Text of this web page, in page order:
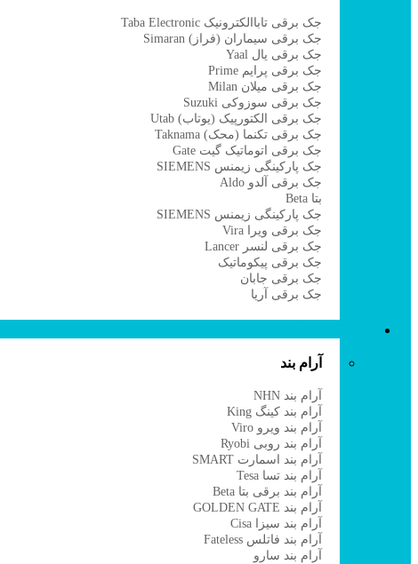
جک برقی تاباالکترونیک Taba Electronic
جک برقی سیماران (فراز) Simaran
جک برقی یال Yaal
جک برقی پرایم Prime
جک برقی میلان Milan
جک برقی سوزوکی Suzuki
جک برقی الکتورپیک (یوتاب) Utab
جک برقی تکنما (محک) Taknama
جک برقی اتوماتیک گیت Gate
جک پارکینگی زیمنس SIEMENS
جک برقی آلدو Aldo
بتا Beta
جک پارکینگی زیمنس SIEMENS
جک برقی ویرا Vira
جک برقی لنسر Lancer
جک برقی پیکوماتیک
جک برقی جابان
جک برقی آریا
آرام بند
آرام بند NHN
آرام بند کینگ King
آرام بند ویرو Viro
آرام بند روبی Ryobi
آرام بند اسمارت SMART
آرام بند تسا Tesa
آرام بند برقی بتا Beta
آرام بند GOLDEN GATE
آرام بند سیزا Cisa
آرام بند فاتلس Fateless
آرام بند سارو